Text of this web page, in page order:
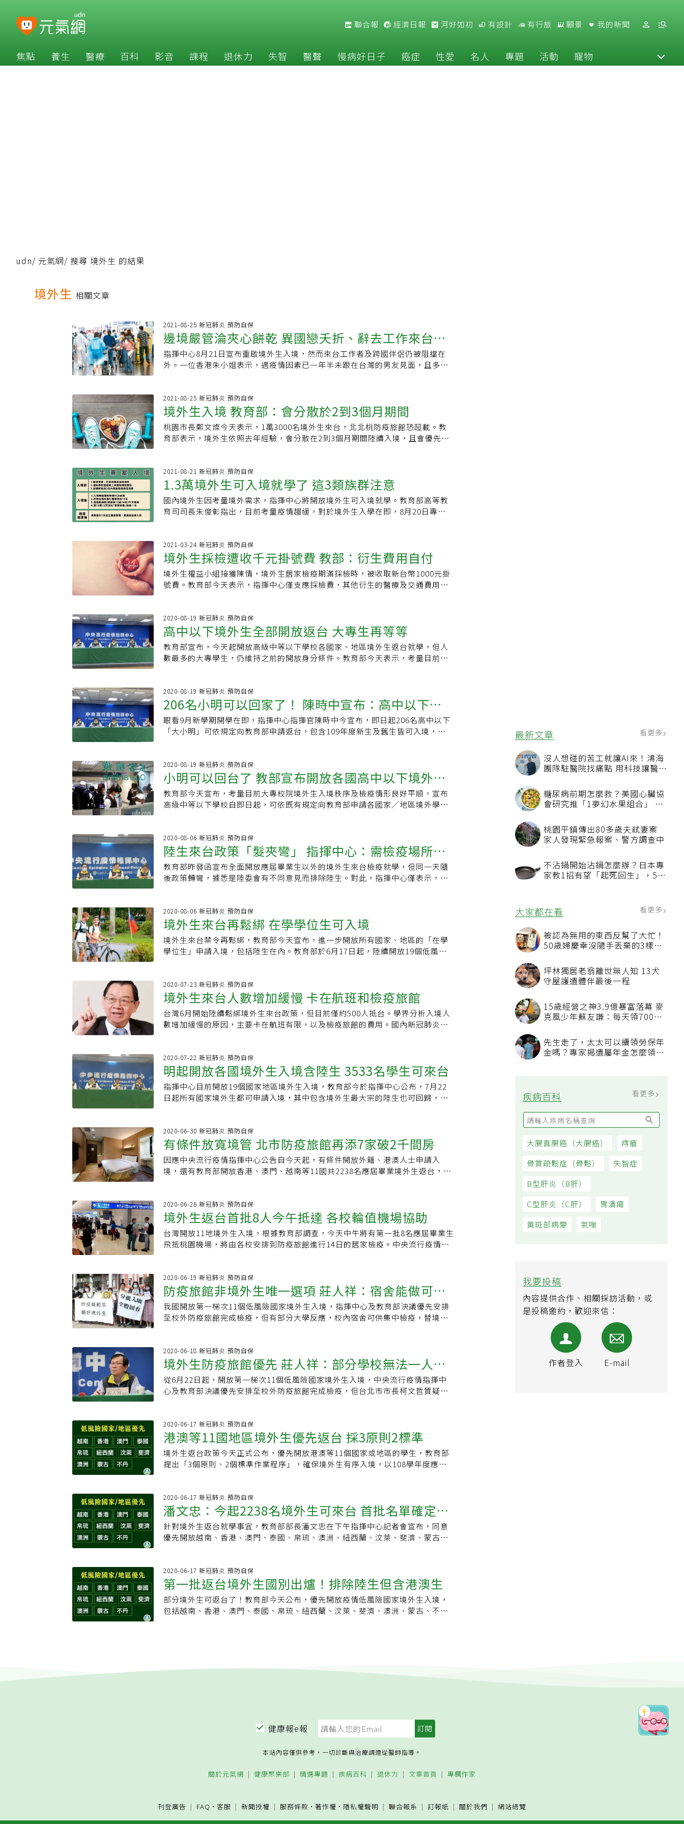
聯合報 經濟日報 河好如初 有設計 有行旅 願景 我的新聞
焦點 養生 醫療 百科 影音 課程 退休力 失智 醫聲 慢病好日子 癌症 性愛 名人 專題 活動 寵物
最新文章 看更多
沒人想碰的苦工就讓AI來！鴻海
團隊駐醫院找痛點 用科技讓醫療
糖尿病前期怎麼救？美國心臟協
會研究推「1夢幻水果組合」 酪
桃園平鎮傳出80多歲夫弒妻案
家人發現緊急報案、警方調查中
不沾鍋開始沾鍋怎麼辦？日本專
家教1招有望「起死回生」，5情
大家都在看 看更多
被認為無用的東西反幫了大忙！
50歲婦慶幸沒隨手丟棄的3樣物
坪林獨居老翁離世無人知 13犬
守屋護遺體伴最後一程
15歲經營之神3.9億暴富落幕 麥
克風少年蘇友謙：每天領700元
先生走了，太太可以續領勞保年
金嗎？專家揭遺屬年金怎麼領，
疾病百科 看更多
大腸直腸癌（大腸癌）
痔瘡
骨質疏鬆症（骨鬆）
失智症
B型肝炎（B肝）
C型肝炎（C肝）
胃潰瘍
黃斑部病變
氣喘
我要投稿
內容提供合作、相關採訪活動，或
是投稿邀約，歡迎來信：
作者登入 E-mail
udn/ 元氣網/ 搜尋 境外生 的結果
境外生 相關文章
2021-08-25 新冠肺炎.預防自保
邊境嚴管淪夾心餅乾 異國戀夭折、辭去工作來台仍
遭擋
指揮中心8月21日宣布重啟境外生入境，然而來台工作者及跨國伴侶仍被阻擋在
外。一位香港朱小姐表示，遇疫情因素已一年半未跟在台灣的男友見面，且多次
職簽證也無法取得，進退兩難。指揮中心副指揮官陳宗彥表示，國內目前因應邊
境嚴管，皆採個案方式申請，去年疫情至今持續有個案因人道需求而允准入境，
例如先生來台陪產，家人病危急需回家照顧、奔喪等個案，若對於情侶則較無緊
急人道考量，若有來台創業投資需求，一樣可以提出入境申請個案，指揮中心願
意給予協助。香港朱小姐表示，她每天都會一直關注台灣的新聞，關注台灣的防
一輪的大爆發。她表示，她跟男友最後一次見面是2019年1月26日，當時入境的
條件只限商務旅客、有台灣親屬者，有許多維持跨國伴侶還沒結婚，少了一張中
華民國身分證，被攔截在外，加上異地戀維持不易，加上邊境管制條件不夠透
明，多次詢問仍碰壁。除跨國伴侶受阻，另有李姓小姐表示，男友是保加利亞
知道要如何是好。陳宗彥表示，現在各國都會遇到工作簽證問題，如日本在取得
工作取可後也無法入境，依舊要進行相關管制，而澳洲工作也有入境及航班配
合。目前隨邊境管理措施加嚴，目前仍採個案申請，若變成通案就沒辦法嚴管邊
境，「只要從個案上來提出，我們就給予協助。」李小姐表示，指揮中心因「邊
境嚴管」措施，僅開放緊急人道及專案事由入境，形成外國配偶、外籍伴侶、外
中心陳時中於今日記者會表示，對於有各種不同伴侶，會透過外館來以事實認定
來台必要，進來一定要嚴守防疫規定。李小姐指出，另外還有僑外資將資金投入
台灣新建公司，縱有勞動部發放的工作證，也無法申請工作簽證入境台灣，資金
卡在台灣進退兩難，也有人從2020年3月時就開始等候，等著和自己論及婚嫁的
有入境需求者並不少，很多人在台灣5月封鎖邊境前，他們已在台灣找好新工作、
辭去原來工作、退掉現有公寓，即將前往台灣開啟新生活時，卻被臨時喊卡，盼
中央能重視。
2021-08-25 新冠肺炎.預防自保
境外生入境 教育部：會分散於2到3個月期間
桃園市長鄭文燦今天表示，1萬3000名境外生來台，北北桃防疫旅館恐超載。教
育部表示，境外生依照去年經驗，會分散在2到3個月期間陸續入境，且會優先入
疫旅館的房間數約1萬3000間，民眾跟學生同時有需求，恐會超載，需要提早分
流。教育部今天稍晚以文字回應中央社記者提問指出，目前各大學都會提供線上
註冊、安心就學機制，境外生無須趕在9月中旬開學前入境；且以去年的經驗來
說，境外生會分散在2、3個月間陸續入境，並非在2、3週內全數入境。教育部也
表示，23日已通函各校，建議在與境外生聯繫時，優先入住集中檢疫所。指揮中
須事前與教育部聯繫接洽，協助安排集中檢疫所及機場引導協助人員的人力調
度。
2021-08-21 新冠肺炎.預防自保
1.3萬境外生可入境就學了 這3類族群注意
國內境外生因考量境外需求，指揮中心將開放境外生可入境就學。教育部高等教
育司司長朱俊彰指出，目前考量疫情趨緩，對於境外生入學在即，8月20日專案已
示，經過指揮中心建議，修正入境防疫措施，預計8月23日重啟入境作業，入境程
序分為兩大部分，入境前由學校把名冊交給外館，學生可申請簽證，訂班機、確
定集中檢疫場所，並透過學校申請入境許可，並也入境有三日陰性報告。他說，
外境生來到台灣時，通關居家檢疫規定依照指揮中心規定，會有2次PCR+1次快
篩，之後還要有七天自主健康管理，健康管理期間請勿到校或是到人多處所，自
是否比照境外生全面普篩。陳時中表示，由於境外生入境後，會面臨居家檢疫滿
14天，就會做PCR檢驗，台灣入學學生入學是否也要比照篩檢，目前社區監測小
組也在研議中，下週一會跟大家宣布，目前尚無傾向要做全面普篩。
2021-03-24 新冠肺炎.預防自保
境外生採檢遭收千元掛號費 教部：衍生費用自付
境外生權益小組接獲陳情，境外生居家檢疫期滿採檢時，被收取新台幣1000元掛
號費。教育部今天表示，指揮中心僅支應採檢費，其他衍生的醫療及交通費用由
疫期滿的採檢時被要求支付1000元掛號費，台北市衛生局告知，採檢是在發燒篩
檢站完成，各醫院收取急診掛號費，並非按門診標準收取。境外生權益小組指
出，根據指揮中心1月25日新聞稿「公費採檢民眾免收掛號費及診察費」，而教育
部已規定居家檢疫期滿境外生的採檢與檢驗費用由指揮中心支應，所以境外生也
屬於公費採檢，應免收掛號費與診察費。教育部回應，指揮中心1月25日新聞稿是
象未包含境外生，因此境外生核酸檢測應依循教育部3月2日函文辦理，「採檢費
用由指揮中心支應（學生無須先行墊付），其他衍生的醫療及交通費用由學生負
擔」。
2020-08-19 新冠肺炎.預防自保
高中以下境外生全部開放返台 大專生再等等
教育部宣布，今天起開放高級中等以下學校各國家、地區境外生返台就學，但人
數最多的大專學生，仍維持之前的開放身分條件。教育部今天表示，考量目前大
境，以上都包括陸、港、澳籍身分學生。教育部表示，入境學生必須於指揮中心
提供的檢疫所、防疫旅館或暑假期間經衛政單位檢核通過的檢疫場所完成14天居
家檢疫。根據教育部統計，高級中等以下學校預估需返台的境外生共2532人，其
中以越南974人、印尼963人、中國大陸206人最多。
2020-08-19 新冠肺炎.預防自保
206名小明可以回家了！ 陳時中宣布：高中以下境
外生即日起可來台
眼看9月新學期開學在即，指揮中心指揮官陳時中今宣布，即日起206名高中以下
「大小明」可依規定向教育部申請返台，包含109年度新生及舊生皆可入境，包含
險高，要盡可能避免風險，所以即使14天病毒傳染性幾乎是低的，但還是要讓可
能性降到最低。另外，陳時中也表示，居家檢疫十四天結束後執行核酸採檢，也
不易使學生在校期間遇到歧視與霸凌，給入境學生更好的學習環境；教育部政務
次長劉孟奇說，預計109年度各國高中以下舊生約為232人、新生約2300人，由於
航班次數每天預估以比較平穩人數約50、100人入境，教育部會持續把關。劉孟
新生必須在集中檢疫所、防疫旅館、經衛生單位核可的宿舍檢疫14天。教育部考
量目前大專校院境外生入境秩序及檢疫情形良好平順，宣布高級中等以下學校自
即日起，可依既有規定向教育部申請各國家/地區境外學生(含舊生及109學年度新
生)入境，以上皆含陸港澳籍身分學生。入境學生必須於指揮中心提供之檢疫所、
2020-08-19 新冠肺炎.預防自保
小明可以回台了 教部宣布開放各國高中以下境外生
返台
教育部今天宣布，考量目前大專校院境外生入境秩序及檢疫情形良好平順，宣布
高級中等以下學校自即日起，可依既有規定向教育部申請各國家／地區境外學生
14天居家檢疫。教育部統計，截至109年8月14日，各國或地區高級中等以下學校
境外生人數有2532人，其中越南、印尼各占900多人，中國大陸有206人。
2020-08-06 新冠肺炎.預防自保
陸生來台政策「髮夾彎」 指揮中心：需檢疫場所量
能足夠
教育部昨發函宣布全面開放應屆畢業生以外的境外生來台檢疫就學，但同一天隨
後政策轉彎，據悉是陸委會有不同意見而排除陸生。對此，指揮中心僅表示，有
可申請來台，完成學業，其中包含陸生，指揮中心發言人莊人祥說，至目前為
止，來台陸生應屆畢業生僅有八人，強調只要有檢疫旅館或集中檢疫所可待滿14
天就是滿足檢疫要求。
2020-08-06 新冠肺炎.預防自保
境外生來台再鬆綁 在學學位生可入境
境外生來台禁令再鬆綁，教育部今天宣布，進一步開放所有國家、地區的「在學
學位生」申請入境，包括陸生在內。教育部於6月17日起，陸續開放19個低風
順，且暑假期間納入大學宿舍做為檢疫場所（需經地方政府衛政機關檢核通
過），以及中央流行疫情指揮中心提供的500床集中檢疫所，足以應付境外生來
台，因此再進一步鬆綁來台身分限制。教育部今天正式發函各大專校院，宣布今
天起開放所有國家、地區的境外「在學學位生」來台，但109學年度的「新生」
（最早19國家地區除外）還要再等等。
2020-07-23 新冠肺炎.預防自保
境外生來台人數增加緩慢 卡在航班和檢疫旅館
台灣6月開始陸續鬆綁境外生來台政策，但目前僅約500人抵台。學界分析入境人
數增加緩慢的原因，主要卡在航班有限，以及檢疫旅館的費用。國內新冠肺炎疫
生」。經教育部初步統計，約有1萬多人符合資格，但開放至今僅有約500人已抵
達台灣。實踐大學校長陳振貴表示，境外生來台有2大關卡，一是要買到飛機航
班，二是找到檢疫旅館。以實踐大學為例，台北的檢疫旅館費用過於昂貴，境外
生不見得負擔的起，好在實踐有高雄校區，可以安排先住到高雄的檢疫旅館，隔
離結束後再回台北。陳振貴表示，現在已經接近7月底，至少還有1、2萬名境外生
差幾個學分，現在趕緊來台，學校還能幫忙開補修課程，讓學生順利完成學業。
教育部日前宣布，開放經地方衛政單位檢核的4類大學宿舍作為檢疫場所。但中國
文化大學教務長方元沂說，目前沒聽說有大學宿舍通過，文大也有申請，但被要
求要有攝影機拍到走廊各處，避免檢疫的學生出來亂晃，目前正努力補件中。方
方元沂說，陸生都很想回台，主要是畢業之後，要再到台灣的機會不大，不少人
除了想完成學業，也希望在畢業前能夠到台灣各地走走。希望政府考量境外生的
處境，能多有一些配套措施。教育部次長劉孟奇表示，目前大學宿舍申請作為檢
疫場所，主要的問題是沒有獨立衛浴，學生要洗澡得離開房門，到龍蛇雜處的共
用空間，傳染風險高。另外，也需有完整的防疫規劃，包括如何送餐、如何處理
孟奇也提到，境外生來台除了一定要先找到檢疫場所，第二個問題在於要有班
機，現在很多地方來台班機一週只有1、2班，要訂到機票不容易。劉孟奇表示，
台灣現在的境外生入境政策盡量「打安全牌」，相關流程謹慎、保守，一名學生
來台，往往需要動員4到5個人員配合，行政成本非常高。因此需要一段時間，讓
2020-07-22 新冠肺炎.預防自保
明起開放各國境外生入境含陸生 3533名學生可來台
指揮中心目前開放19個國家地區境外生入境，教育部今於指揮中心公布，7月22
日起所有國家境外生都可申請入境，其中包含境外生最大宗的陸生也可回歸，但
萬7000人，目前已核定959名來自19個以開放入境的境外生，但僅501入境，近
來人數頂多一天100人的速度，「不會太快，因為會受到班機的限制」，另外因為
要求相關嚴格措施，受到上述約束下，入境人數不會很快增加。針對後續再放寬
在學學位生以及新生入境，劉孟奇表示，必須要看整個作業情況，要求從申請到
入境許可證明，上述行政流程需要磨合一次，也要看入境檢疫的情形，至少要觀
2020-06-30 新冠肺炎.預防自保
有條件放寬境管 北市防疫旅館再添7家破2千間房
因應中央流行疫情指揮中心公告自今天起，有條件開放外籍、港澳人士申請入
境，還有教育部開放香港、澳門、越南等11國共2238名應屆畢業境外生返台，台
館」已於上周6月24日正式上線，其他5間防疫旅館也於今天6月29日正式上線，
包括享樂文旅-開封館、享樂文旅-康定館、町記憶旅店、福泰桔子商務旅館-館前
店、及六福客棧。這次新增的7家防疫旅館，最低房價每晚1600元起，最高為
7500元，含稅、含三餐。觀傳局表示，北市防疫旅館均經市府相關單位審核通
過，凡旅客接待、餐飲服務、垃圾清運等均須符合SOP。另為避免旅客與旅館人
後續將持續與民間旅館業者通力合作，提供境外學生、商務客等檢疫旅客安心居
住的空間。
2020-06-26 新冠肺炎.預防自保
境外生返台首批8人今午抵達 各校輪值機場協助
台灣開放11地境外生入境，根據教育部調查，今天中午將有第一批8名應屆畢業生
飛抵桃園機場，將由各校安排到防疫旅館進行14日的居家檢疫。中央流行疫情指
符合資格共2238名，其中以香港、澳門、越南人數最多。教育部於本月20日發函
各校，要求提報本月22日到7月5日第一批返台學生名單，至昨天晚間5時統計，
共同意62名境外生入境，其中最早來台的8人，預計於今天中午左右從香港飛抵桃
園機場。按照教育部規劃，境外生下機後，需由機場檢疫人員確認無發燒或相關
症狀，再經由通關程序抵達入境大廳，依告示牌前往大學輪值櫃台報導。桃園機
參與4大專協會講習會指出，首波境外生人數較少，希望建立起SOP（標準作業程
序），他並提醒，只要有一個境外生在隔離期間「趴趴走」，就會毀掉對社會的
承諾，呼籲各校一同承擔。由青年組成的「香港僑生返台關注小組」，近來也在
臉書專頁上整理返台資訊，提供問答、懶人包，同時也提醒抵台港生遵守相關檢
2020-06-19 新冠肺炎.預防自保
防疫旅館非境外生唯一選項 莊人祥：宿舍能做可報
教部
我國開放第一梯次11個低風險國家境外生入境，指揮中心及教育部決議優先安排
至校外防疫旅館完成檢疫，但有部分大學反應，校內宿舍可供集中檢疫，替境外
莊人祥說，部分學校宿舍暫時無法作為完備集中檢疫場所，如學校宿舍還有一般
學生，無法滿足一人一室或無獨立衛浴空間等，因此，決定暫時以安排校外防疫
旅館優先。莊人祥表示，境外生入住防疫旅館檢疫算是「過渡期的方式」，待各
校宿舍準備就緒，即可漸進改為以學校宿舍集中檢疫。第一批入境的境外學生約
2238人，大專院校多集中於北部，強調會視各縣市防疫旅館量能，分梯分批安排
2020-06-18 新冠肺炎.預防自保
境外生防疫旅館優先 莊人祥：部分學校無法一人一
室
從6月22日起，開放第一梯次11個低風險國家境外生入境，中央流行疫情指揮中
心及教育部決議優先安排至校外防疫旅館完成檢疫，但台北市市長柯文哲質疑，
中開了二至三次的境外生來台跨部會議中，有校方表示，學校宿舍暫時無法作為
完備集中檢疫場所，如學校宿舍還有一般學生，無法滿足一人一室等，但仍希望
盡快讓境外生返台繼續完成學業，因此，決定暫時以安排校外防疫旅館優先。莊
人祥表示，境外生入住防疫旅館檢疫算是「過渡期的方式」，待各校宿舍準備就
緒，即可漸進改為以學校宿舍集中檢疫。第一批入境的境外學生約2238人，大專
自開放入境國家名單，並依境外學生選擇的檢疫場所及交通接送，安排各批次名
單，並彙報教育部報送指揮中心核備同意，實際演練境外生由機場返校報到動線
及流程，電郵提醒學生登機前應完成電子入境檢疫系統。境外生抵達台灣後，需
出示手機入境檢疫系統憑證畫面通關，並告知學校已入境，機場檢疫人員確認境
由校方及醫院追蹤。入境無症狀者至機場單一櫃台報到，確認交通方式為學校專
車或防疫計程車，及檢疫場所地點以校外防疫旅館優先，由檢疫場所所在地的地
方政府配發防疫包，除每日測量體溫、填寫健康況狀，境外生也需觀看雙語衛教
宣導影片，學校專責小組也會每天關心學生健康。
2020-06-17 新冠肺炎.預防自保
港澳等11國地區境外生優先返台 採3原則2標準
境外生返台政策今天正式公布，優先開放港澳等11個國家或地區的學生，教育部
提出「3個原則、2個標準作業程序」，確保境外生有序入境，以108學年度應屆
越南、香港、澳門、泰國、帛琉、澳洲、紐西蘭、汶萊、斐濟、蒙古、不丹。但
學生數量眾多的中國大陸，則未在這波開放之列。潘文忠表示，境外生返台有3個
原則，包括優先開放指揮中心「低風險國家」名單的學生入境；且以108學年度應
屆畢業生優先，再視檢疫情形分順位放寬；入境後將優先入住校外防疫旅館。潘
文忠同時提出2個標準作業程序（SOP），包括抵台前，需核實入境名單、確認檢
或地區尚未返台學生共2238名，今天宣布後，就會告知各校開始聯繫，後續相關
準備將逐步展開。第一優先順位是108學年度應屆畢業生，第二順位是其餘舊生，
第三順位是109學年度新生。
2020-06-17 新冠肺炎.預防自保
潘文忠：今起2238名境外生可來台 首批名單確定無
陸生
針對境外生返台就學事宜，教育部部長潘文忠在下午指揮中心記者會宣布，同意
優先開放越南、香港、澳門、泰國、帛琉、澳洲、紐西蘭、汶萊、斐濟、蒙古、
程序後再返校。依據中央流行疫情指揮中心所頒布各項指引與規定，在兼顧「防
疫優先」與「境外生受教權益」的前提下，提出開放境外學生返臺就學的標準作
業程序與相關配套措施等具體完整規劃，經過政府多次跨部會討論及研商，並經
指揮中心評估各國疫情等級風險及國內防疫能量。潘文忠表示，因應疫情境外學
生返台機制流程圖 教育部提出「三個原則、兩個標準作業程序」，以確保境外生
確認後，依照境外生抵達台灣前，入境名單實名報核、確認檢疫場所、班機調查
京周遭發生相關疫情，世衛也列為重大事件，確實因此需要再觀察。教育部將定
期請指揮中心提供可准予開放之低風險國家/地區更新名單，再據以執行安排境外
生依順位分批次入境等相關作業。教育部亦將持續檢視境外生入境檢疫情形，再
2020-06-17 新冠肺炎.預防自保
第一批返台境外生國別出爐！排除陸生但含港澳生
部分境外生可返台了！教育部今天公布，優先開放疫情低風險國家境外生入境，
包括越南、香港、澳門、泰國、帛琉、紐西蘭、汶萊、斐濟、澳洲、蒙古、不
核發等。第二是抵台後要做機場邊境管制、單一報到櫃台、防疫交通接送、安排
健康報e報
本站內容僅供參考，一切診斷與治療請遵從醫師指導。
關於元氣網 健康聚樂部 精選專題 疾病百科 退休力 文章首頁 專欄作家
刊登廣告 FAQ · 客服 新聞授權 服務條款 · 著作權 · 隱私權聲明 聯合報系 訂報紙 關於我們 網站總覽